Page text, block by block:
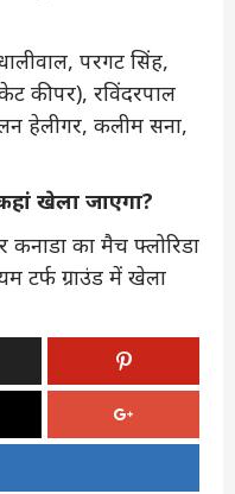
परगट सिंह,
कीपर), रविंदरपाल
हेलीगर, कलीम सना,
खेला जाएगा?
का मैच फ्लोरिडा
टर्फ ग्राउंड में खेला